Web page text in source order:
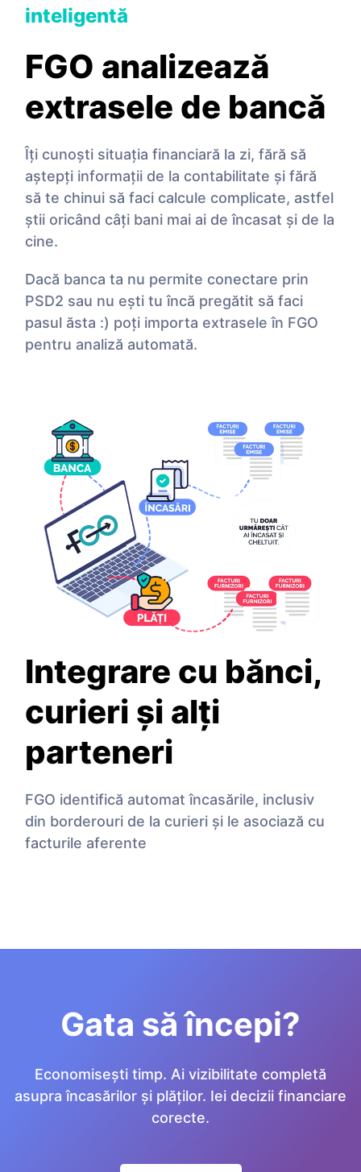
inteligentă
FGO analizează
extrasele de bancă
Îţi cunoști situaţia financiară la zi, fără să
aștepţi informaţii de la contabilitate și fără
să te chinui să faci calcule complicate, astfel
știi oricând câţi bani mai ai de încasat și de la
cine.
Dacă banca ta nu permite conectare prin
PSD2 sau nu ești tu încă pregătit să faci
pasul ăsta :) poți importa extrasele în FGO
pentru analiză automată.
Integrare cu bănci,
curieri și alţi
parteneri
FGO identifică automat încasările, inclusiv
din borderouri de la curieri și le asociază cu
facturile aferente
Gata să începi?
Economisești timp. Ai vizibilitate completă
asupra încasărilor și plăților. Iei decizii financiare
corecte.